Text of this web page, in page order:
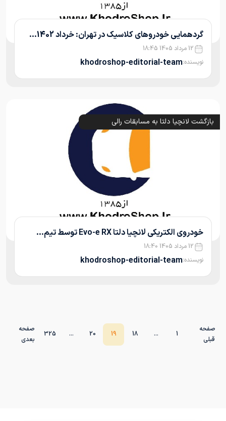
گردهمایی خودروهای کلاسیک در تهران: خرداد 1402...
12 مرداد 1405 18:45
نویسنده:khodroshop-editorial-team
بازگشت لانچیا دلتا به مسابقات رالی
خودروی الکتریکی لانچیا دلتا Evo-e RX توسط تیم...
12 مرداد 1405 18:40
نویسنده:khodroshop-editorial-team
صفحه
قبلی
1
...
18
19
20
...
325
صفحه
بعدی